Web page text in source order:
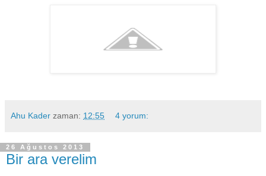
Ahu Kader zaman: 12:55 4 yorum:
26 Ağustos 2013
Bir ara verelim